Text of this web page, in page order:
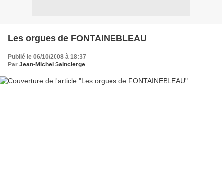
Les orgues de FONTAINEBLEAU
Publié le 06/10/2008 à 18:37
Par Jean-Michel Saincierge